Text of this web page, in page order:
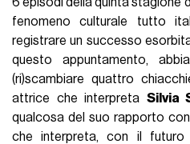
fenomeno culturale tutto
registrare un successo
questo appuntamento,
(ri)scambiare quattro
attrice che interpreta Silvia
qualcosa del suo rapporto
che interpreta, con il